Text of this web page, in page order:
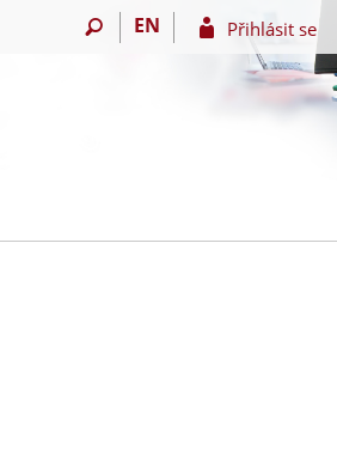
EN Přihlásit se